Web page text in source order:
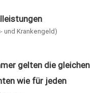
und Krankengeld)
gelten die gleichen
wie für jeden